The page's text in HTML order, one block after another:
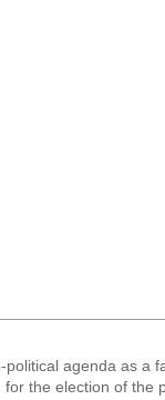
political agenda as a
for the election of the